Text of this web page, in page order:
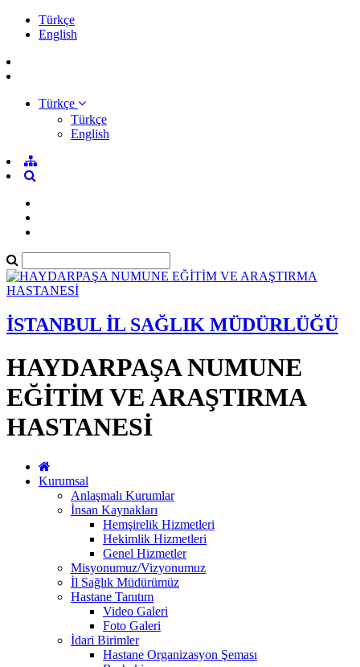
Türkçe
English
Türkçe
Türkçe
English
İSTANBUL İL SAĞLIK MÜDÜRLÜĞÜ
HAYDARPAŞA NUMUNE
EĞİTİM VE ARAŞTIRMA
HASTANESİ
Kurumsal
Anlaşmalı Kurumlar
İnsan Kaynakları
Hemşirelik Hizmetleri
Hekimlik Hizmetleri
Genel Hizmetler
Misyonumuz/Vizyonumuz
İl Sağlık Müdürümüz
Hastane Tanıtım
Video Galeri
Foto Galeri
İdari Birimler
Hastane Organizasyon Şeması